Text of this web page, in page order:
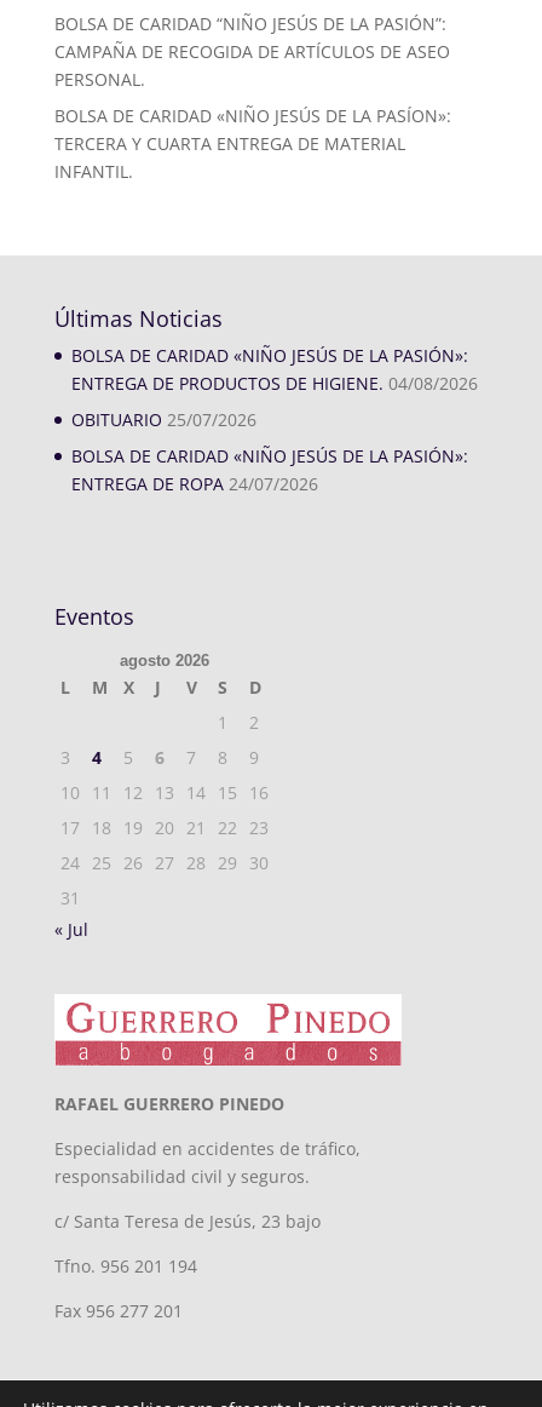
BOLSA DE CARIDAD “NIÑO JESÚS DE LA PASIÓN”:
CAMPAÑA DE RECOGIDA DE ARTÍCULOS DE ASEO
PERSONAL.
BOLSA DE CARIDAD «NIÑO JESÚS DE LA PASÍON»:
TERCERA Y CUARTA ENTREGA DE MATERIAL
INFANTIL.
Últimas Noticias
BOLSA DE CARIDAD «NIÑO JESÚS DE LA PASIÓN»:
ENTREGA DE PRODUCTOS DE HIGIENE. 04/08/2026
OBITUARIO 25/07/2026
BOLSA DE CARIDAD «NIÑO JESÚS DE LA PASIÓN»:
ENTREGA DE ROPA 24/07/2026
Eventos
agosto 2026
L M X J V S
D
1
2
3
4 5 6 7 8
9
10
11 12 13 14 15
16
17
18 19 20 21 22
23
24 25 26 27 28 29
30
31
« Jul
RAFAEL GUERRERO PINEDO
Especialidad en accidentes de tráfico,
responsabilidad civil y seguros.
c/ Santa Teresa de Jesús, 23 bajo
Tfno. 956 201 194
Fax 956 277 201